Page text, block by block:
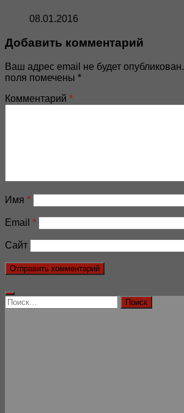
08.01.2016
Добавить комментарий
Ваш адрес email не будет опубликован.
поля помечены *
Комментарий *
Имя *
Email *
Сайт
Найти: